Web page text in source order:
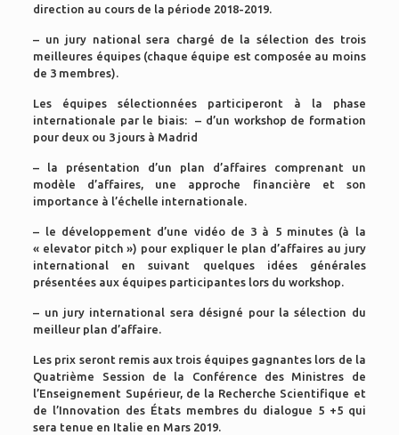
direction au cours de la période 2018-2019.
– un jury national sera chargé de la sélection des trois
meilleures équipes (chaque équipe est composée au moins
de 3 membres).
Les équipes sélectionnées participeront à la phase
internationale par le biais: – d’un workshop de formation
pour deux ou 3 jours à Madrid
– la présentation d’un plan d’affaires comprenant un
modèle d’affaires, une approche financière et son
importance à l’échelle internationale.
– le développement d’une vidéo de 3 à 5 minutes (à la
« elevator pitch ») pour expliquer le plan d’affaires au jury
international en suivant quelques idées générales
présentées aux équipes participantes lors du workshop.
– un jury international sera désigné pour la sélection du
meilleur plan d’affaire.
Les prix seront remis aux trois équipes gagnantes lors de la
Quatrième Session de la Conférence des Ministres de
l’Enseignement Supérieur, de la Recherche Scientifique et
de l’Innovation des États membres du dialogue 5 +5 qui
sera tenue en Italie en Mars 2019.